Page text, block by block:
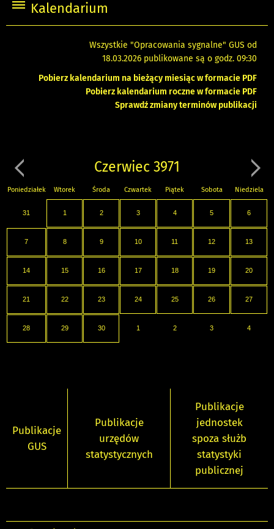
Kalendarium
Wszystkie "Opracowania sygnalne" GUS od
18.03.2026 publikowane są o godz. 09:30
Pobierz kalendarium na bieżący miesiąc w formacie PDF
Pobierz kalendarium roczne w formacie PDF
Sprawdź zmiany terminów publikacji
Czerwiec 3971
Poniedziałek Wtorek Środa Czwartek Piątek Sobota Niedziela
31 1 2 3 4 5 6
7 8 9 10 11 12 13
14 15 16 17 18 19 20
21 22 23 24 25 26 27
28 29 30 1 2 3 4
Publikacje
GUS
Publikacje
urzędów
statystycznych
Publikacje
jednostek
spoza służb
statystyki
publicznej